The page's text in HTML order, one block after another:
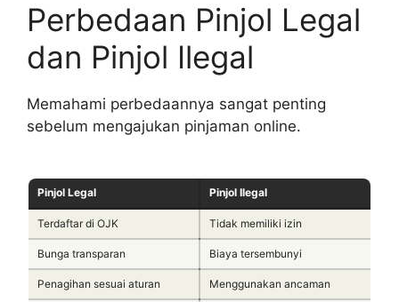
Perbedaan Pinjol Legal
dan Pinjol Ilegal
Memahami perbedaannya sangat penting
sebelum mengajukan pinjaman online.
Pinjol Legal Pinjol Ilegal
Terdaftar di OJK Tidak memiliki izin
Bunga transparan Biaya tersembunyi
Penagihan sesuai aturan Menggunakan ancaman